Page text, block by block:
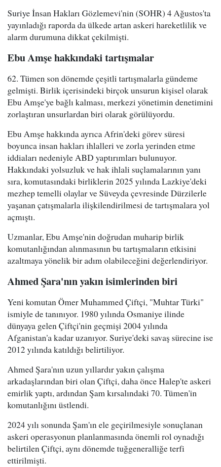
Suriye İnsan Hakları Gözlemevi'nin (SOHR) 4 Ağustos'ta
yayınladığı raporda da ülkede artan askeri hareketlilik ve
alarm durumuna dikkat çekilmişti.
Ebu Amşe hakkındaki tartışmalar
62. Tümen son dönemde çeşitli tartışmalarla gündeme
gelmişti. Birlik içerisindeki birçok unsurun kişisel olarak
Ebu Amşe'ye bağlı kalması, merkezi yönetimin denetimini
zorlaştıran unsurlardan biri olarak görülüyordu.
Ebu Amşe hakkında ayrıca Afrin'deki görev süresi
boyunca insan hakları ihlalleri ve zorla yerinden etme
iddiaları nedeniyle ABD yaptırımları bulunuyor.
Hakkındaki yolsuzluk ve hak ihlali suçlamalarının yanı
sıra, komutasındaki birliklerin 2025 yılında Lazkiye'deki
mezhep temelli olaylar ve Süveyda çevresinde Dürzilerle
yaşanan çatışmalarla ilişkilendirilmesi de tartışmalara yol
açmıştı.
Uzmanlar, Ebu Amşe'nin doğrudan muharip birlik
komutanlığından alınmasının bu tartışmaların etkisini
azaltmaya yönelik bir adım olabileceğini değerlendiriyor.
Ahmed Şara'nın yakın isimlerinden biri
Yeni komutan Ömer Muhammed Çiftçi, "Muhtar Türki"
ismiyle de tanınıyor. 1980 yılında Osmaniye ilinde
dünyaya gelen Çiftçi'nin geçmişi 2004 yılında
Afganistan'a kadar uzanıyor. Suriye'deki savaş sürecine ise
2012 yılında katıldığı belirtiliyor.
Ahmed Şara'nın uzun yıllardır yakın çalışma
arkadaşlarından biri olan Çiftçi, daha önce Halep'te askeri
emirlik yaptı, ardından Şam kırsalındaki 70. Tümen'in
komutanlığını üstlendi.
2024 yılı sonunda Şam'ın ele geçirilmesiyle sonuçlanan
askeri operasyonun planlanmasında önemli rol oynadığı
belirtilen Çiftçi, aynı dönemde tuğgeneralliğe terfi
ettirilmişti.